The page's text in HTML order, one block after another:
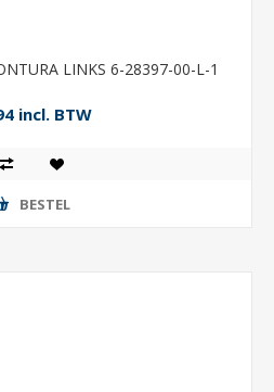
LINKS 6-28397-00-L-1
incl. BTW
BESTEL